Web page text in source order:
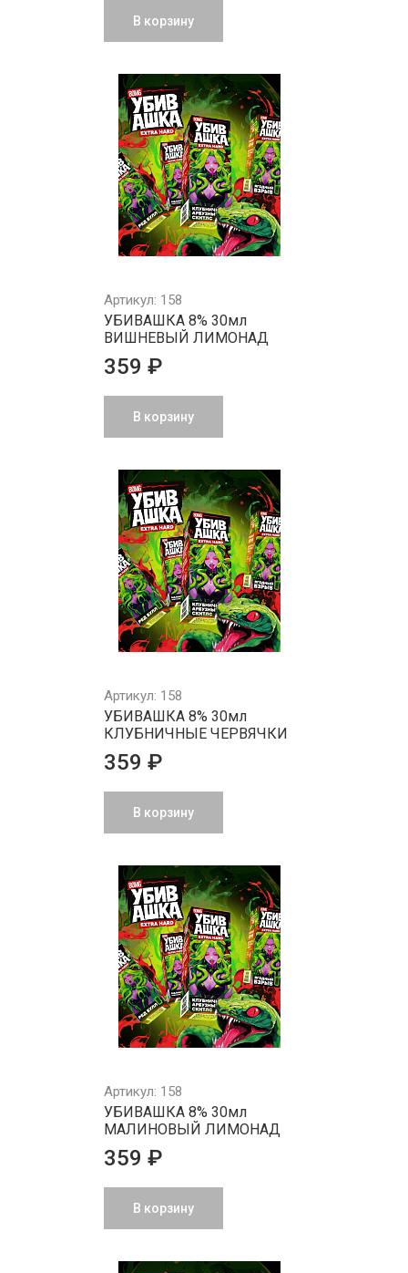
В корзину
Артикул: 158
УБИВАШКА 8% 30мл
ВИШНЕВЫЙ ЛИМОНАД
359 ₽
В корзину
Артикул: 158
УБИВАШКА 8% 30мл
КЛУБНИЧНЫЕ ЧЕРВЯЧКИ
359 ₽
В корзину
Артикул: 158
УБИВАШКА 8% 30мл
МАЛИНОВЫЙ ЛИМОНАД
359 ₽
В корзину